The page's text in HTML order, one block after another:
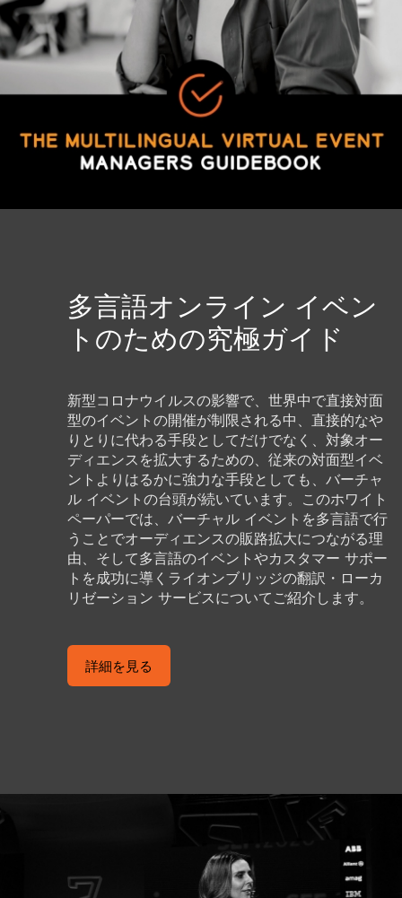
多言語オンライン イベン
トのための究極ガイド
新型コロナウイルスの影響で、世界中で直接対面
型のイベントの開催が制限される中、直接的なや
りとりに代わる手段としてだけでなく、対象オー
ディエンスを拡大するための、従来の対面型イベ
ントよりはるかに強力な手段としても、バーチャ
ル イベントの台頭が続いています。このホワイト
ペーパーでは、バーチャル イベントを多言語で行
うことでオーディエンスの販路拡大につながる理
由、そして多言語のイベントやカスタマー サポー
トを成功に導くライオンブリッジの翻訳・ローカ
リゼーション サービスについてご紹介します。
詳細を見る